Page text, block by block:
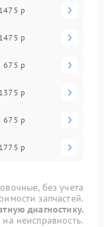
1475 р
1475 р
675 р
1375 р
675 р
1775 р
без учета
запчастей.
диагностику.
неисправность.